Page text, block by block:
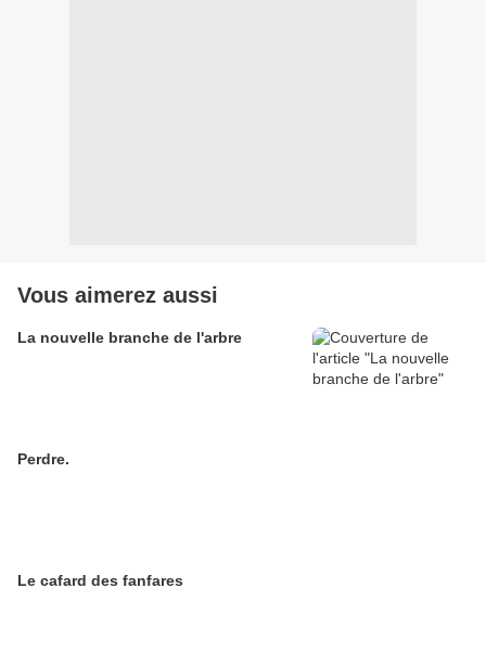
Vous aimerez aussi
La nouvelle branche de l'arbre
Perdre.
Le cafard des fanfares